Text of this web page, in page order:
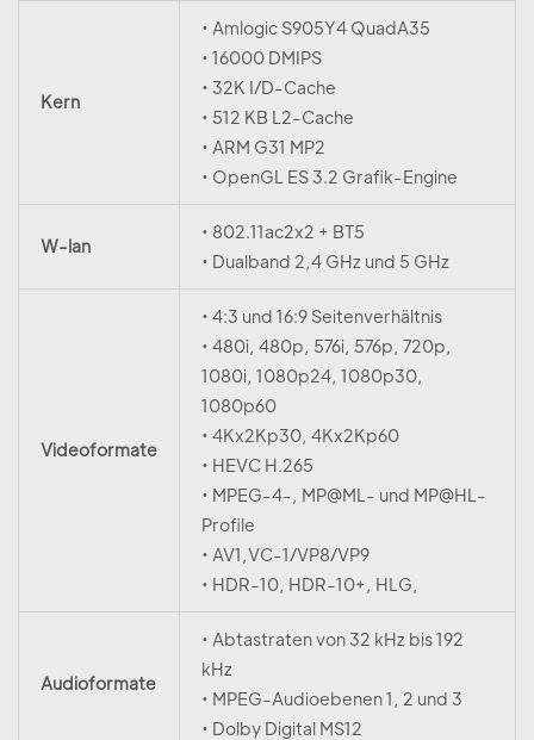
Kern
• Amlogic S905Y4 QuadA35
• 16000 DMIPS
• 32K I/D-Cache
• 512 KB L2-Cache
• ARM G31 MP2
• OpenGL ES 3.2 Grafik-Engine
W-lan
• 802.11ac2x2 + BT5
• Dualband 2,4 GHz und 5 GHz
Videoformate
• 4:3 und 16:9 Seitenverhältnis
• 480i, 480p, 576i, 576p, 720p,
1080i, 1080p24, 1080p30,
1080p60
• 4Kx2Kp30, 4Kx2Kp60
• HEVC H.265
• MPEG-4-, MP@ML- und MP@HL-
Profile
• AV1,VC-1/VP8/VP9
• HDR-10, HDR-10+, HLG,
Audioformate
• Abtastraten von 32 kHz bis 192
kHz
• MPEG-Audioebenen 1, 2 und 3
• Dolby Digital MS12